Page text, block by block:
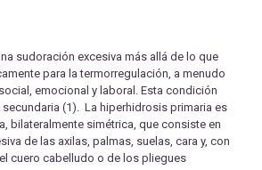
sudoración excesiva más allá de lo que
para la termorregulación, a menudo
emocional y laboral. Esta condición
(1). La hiperhidrosis primaria es
bilateralmente simétrica, que consiste en
de las axilas, palmas, suelas, cara y, con
cuero cabelludo o de los pliegues